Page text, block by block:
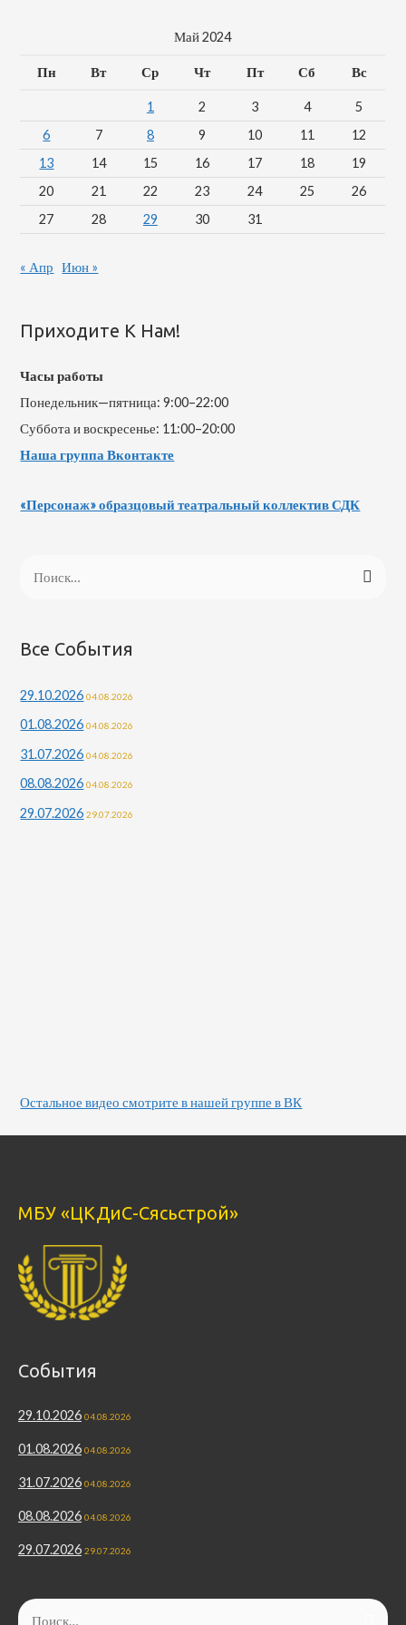
Май 2024
Пн Вт Ср Чт Пт Сб Вс
1 2 3 4
5
6
7 8 9 10 11
12
13
14 15 16 17 18
19
20
21 22 23 24 25
26
27
28 29 30 31
« Апр Июн »
Приходите К Нам!
Часы работы
Понедельник—пятница: 9:00–22:00
Суббота и воскресенье: 11:00–20:00
Наша группа Вконтакте
«Персонаж» образцовый театральный коллектив СДК
т
:
Все События
29.10.2026 04.08.2026
01.08.2026 04.08.2026
31.07.2026 04.08.2026
08.08.2026 04.08.2026
29.07.2026 29.07.2026
Остальное видео смотрите в нашей группе в ВК
МБУ «ЦКДиС-Сясьстрой»
События
29.10.2026 04.08.2026
01.08.2026 04.08.2026
31.07.2026 04.08.2026
08.08.2026 04.08.2026
29.07.2026 29.07.2026
Найти: